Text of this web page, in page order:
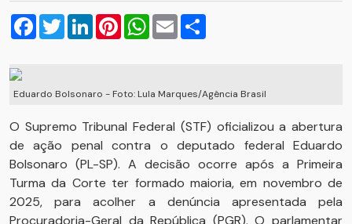
Facebook
TwitterLinkedInPinterestWhatsApp
Email
Eduardo Bolsonaro - Foto: Lula Marques/Agência Brasil
O Supremo Tribunal Federal (STF) oficializou a abertura
de ação penal contra o deputado federal Eduardo
Bolsonaro (PL-SP). A decisão ocorre após a Primeira
Turma da Corte ter formado maioria, em novembro de
2025, para acolher a denúncia apresentada pela
Procuradoria-Geral da República (PGR). O parlamentar